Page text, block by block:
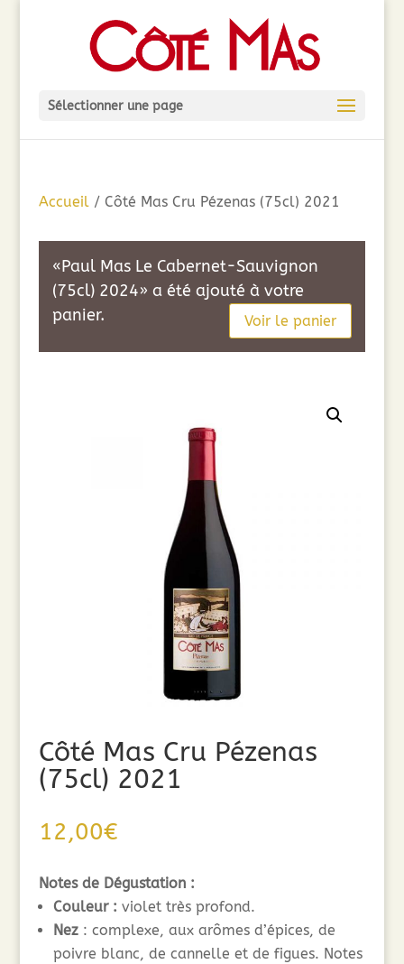
Sélectionner une page
Accueil/ Côté Mas Cru Pézenas (75cl) 2021
«Paul Mas Le Cabernet-Sauvignon
(75cl) 2024» a été ajouté à votre
panier.
Voir le panier
Côté Mas Cru Pézenas
(75cl) 2021
12,00€
Notes de Dégustation :
Couleur : violet très profond.
Nez: complexe, aux arômes d’épices, de
poivre blanc, de cannelle et de figues. Notes